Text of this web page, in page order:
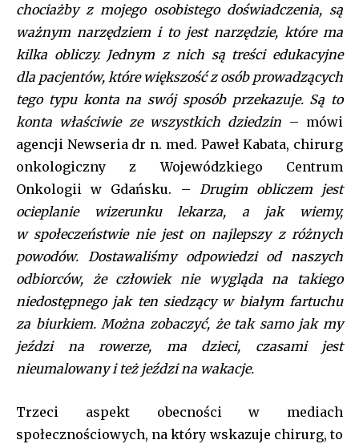
chociażby z mojego osobistego doświadczenia, są
ważnym narzędziem i to jest narzędzie, które ma
kilka obliczy. Jednym z nich są treści edukacyjne
dla pacjentów, które większość z osób prowadzących
tego typu konta na swój sposób przekazuje. Są to
konta właściwie ze wszystkich dziedzin – mówi
agencji Newseria dr n. med. Paweł Kabata, chirurg
onkologiczny z Wojewódzkiego Centrum
Onkologii w Gdańsku. – Drugim obliczem jest
ocieplanie wizerunku lekarza, a jak wiemy,
w społeczeństwie nie jest on najlepszy z różnych
powodów. Dostawaliśmy odpowiedzi od naszych
odbiorców, że człowiek nie wygląda na takiego
niedostępnego jak ten siedzący w białym fartuchu
za biurkiem. Można zobaczyć, że tak samo jak my
jeździ na rowerze, ma dzieci, czasami jest
nieumalowany i też jeździ na wakacje.
Trzeci aspekt obecności w mediach
społecznościowych, na który wskazuje chirurg, to